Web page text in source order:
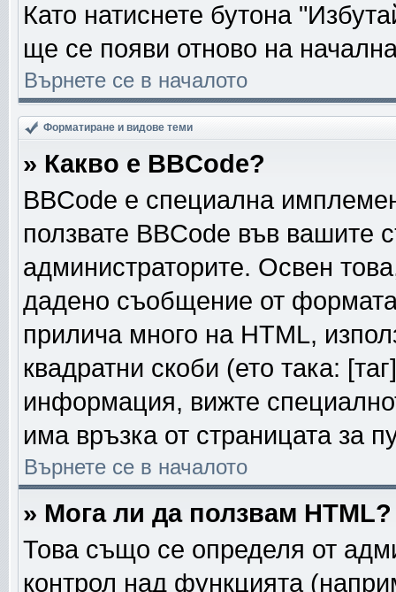
Като натиснете бутона
ще се появи отново на
Върнете се в началото
Форматиране и видове теми
» Какво е BBCode?
BBCode е специална
ползвате BBCode във вашите
администраторите. Освен
дадено съобщение от
прилича много на HTML,
квадратни скоби (ето така:
информация, вижте
има връзка от страницата за
Върнете се в началото
» Мога ли да ползвам HTML?
Това също се определя от
контрол над функцията